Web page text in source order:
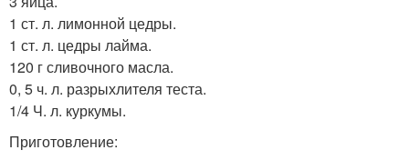
1 ст. л. лимонной цедры.
1 ст. л. цедры лайма.
120 г сливочного масла.
0, 5 ч. л. разрыхлителя теста.
1/4 Ч. л. куркумы.
Приготовление: